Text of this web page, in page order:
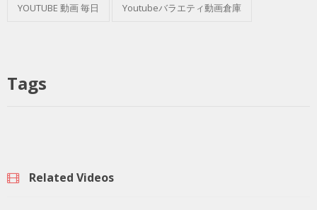
YOUTUBE 動画 毎日 Youtubeバラエティ動画倉庫
Tags
Related Videos